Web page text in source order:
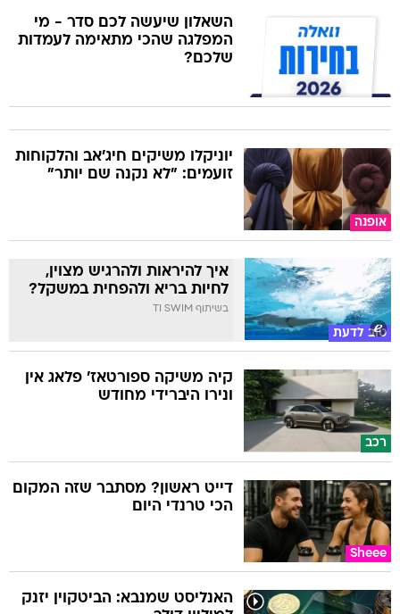
השאלון שיעשה לכם סדר - מי
המפלגה שהכי מתאימה לעמדות
שלכם?
אופנה
יוניקלו משיקים חיג'אב והלקוחות
זועמים: "לא נקנה שם יותר"
טוב לדעת
איך להיראות ולהרגיש מצוין,
לחיות בריא ולהפחית במשקל?
בשיתוף TI SWIM
רכב
קיה משיקה ספורטאז' פלאג אין
ונירו היברידי מחודש
Sheee
דייט ראשון? מסתבר שזה המקום
הכי טרנדי היום
האנליסט שמנבא: הביטקוין יזנק